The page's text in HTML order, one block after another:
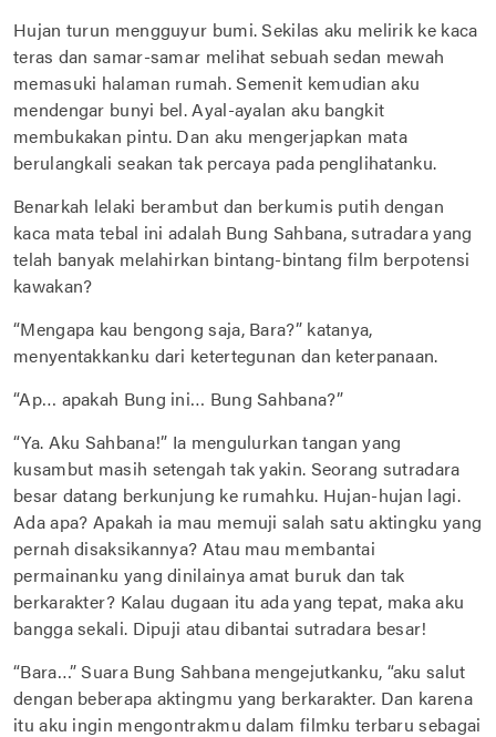
Hujan turun mengguyur bumi. Sekilas aku melirik ke kaca
teras dan samar-samar melihat sebuah sedan mewah
memasuki halaman rumah. Semenit kemudian aku
mendengar bunyi bel. Ayal-ayalan aku bangkit
membukakan pintu. Dan aku mengerjapkan mata
berulangkali seakan tak percaya pada penglihatanku.
Benarkah lelaki berambut dan berkumis putih dengan
kaca mata tebal ini adalah Bung Sahbana, sutradara yang
telah banyak melahirkan bintang-bintang film berpotensi
kawakan?
“Mengapa kau bengong saja, Bara?” katanya,
menyentakkanku dari ketertegunan dan keterpanaan.
“Ap… apakah Bung ini… Bung Sahbana?”
“Ya. Aku Sahbana!” Ia mengulurkan tangan yang
kusambut masih setengah tak yakin. Seorang sutradara
besar datang berkunjung ke rumahku. Hujan-hujan lagi.
Ada apa? Apakah ia mau memuji salah satu aktingku yang
pernah disaksikannya? Atau mau membantai
permainanku yang dinilainya amat buruk dan tak
berkarakter? Kalau dugaan itu ada yang tepat, maka aku
bangga sekali. Dipuji atau dibantai sutradara besar!
“Bara…” Suara Bung Sahbana mengejutkanku, “aku salut
dengan beberapa aktingmu yang berkarakter. Dan karena
itu aku ingin mengontrakmu dalam filmku terbaru sebagai